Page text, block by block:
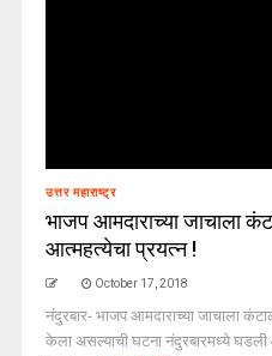
उत्तर महाराष्ट्र
भाजप आमदाराच्या जाचाला
आत्महत्येचा प्रयत्न !
October 17, 2018
नंदुरबार- भाजप आमदाराच्या जाचाला
केला असल्याची घटना नंदुरबारमध्ये